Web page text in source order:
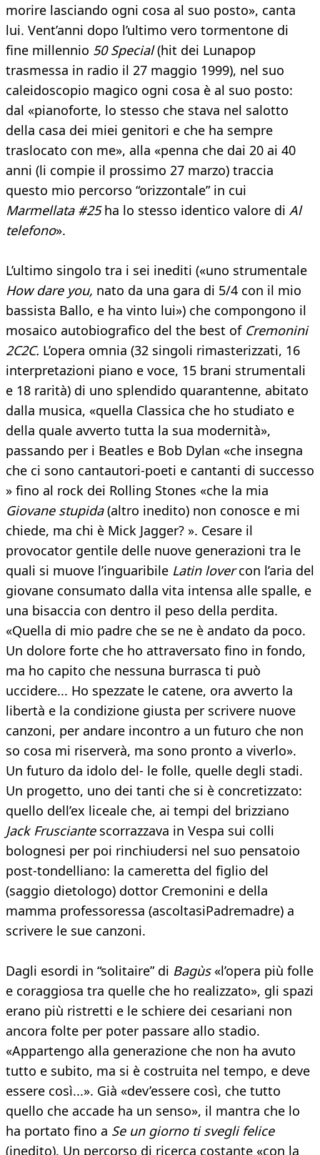
morire lasciando ogni cosa al suo posto», canta
lui. Vent’anni dopo l’ultimo vero tormentone di
fine millennio 50 Special(hit dei Lunapop
trasmessa in radio il 27 maggio 1999), nel suo
caleidoscopio magico ogni cosa è al suo posto:
dal «pianoforte, lo stesso che stava nel salotto
della casa dei miei genitori e che ha sempre
traslocato con me», alla «penna che dai 20 ai 40
anni (li compie il prossimo 27 marzo) traccia
questo mio percorso “orizzontale” in cui
Marmellata #25ha lo stesso identico valore di Al
telefono».
L’ultimo singolo tra i sei inediti («uno strumentale
How dare you, nato da una gara di 5/4 con il mio
bassista Ballo, e ha vinto lui») che compongono il
mosaico autobiografico del the best of Cremonini
2C2C. L’opera omnia (32 singoli rimasterizzati, 16
interpretazioni piano e voce, 15 brani strumentali
e 18 rarità) di uno splendido quarantenne, abitato
dalla musica, «quella Classica che ho studiato e
della quale avverto tutta la sua modernità»,
passando per i Beatles e Bob Dylan «che insegna
che ci sono cantautori-poeti e cantanti di successo
» fino al rock dei Rolling Stones «che la mia
Giovane stupida(altro inedito) non conosce e mi
chiede, ma chi è Mick Jagger? ». Cesare il
provocator gentile delle nuove generazioni tra le
quali si muove l’inguaribile Latin lovercon l’aria del
giovane consumato dalla vita intensa alle spalle, e
una bisaccia con dentro il peso della perdita.
«Quella di mio padre che se ne è andato da poco.
Un dolore forte che ho attraversato fino in fondo,
ma ho capito che nessuna burrasca ti può
uccidere... Ho spezzate le catene, ora avverto la
libertà e la condizione giusta per scrivere nuove
canzoni, per andare incontro a un futuro che non
so cosa mi riserverà, ma sono pronto a viverlo».
Un futuro da idolo del- le folle, quelle degli stadi.
Un progetto, uno dei tanti che si è concretizzato:
quello dell’ex liceale che, ai tempi del brizziano
Jack Frusciantescorrazzava in Vespa sui colli
bolognesi per poi rinchiudersi nel suo pensatoio
post-tondelliano: la cameretta del figlio del
(saggio dietologo) dottor Cremonini e della
mamma professoressa (ascoltasiPadremadre) a
scrivere le sue canzoni.
Dagli esordi in “solitaire” di Bagùs«l’opera più folle
e coraggiosa tra quelle che ho realizzato», gli spazi
erano più ristretti e le schiere dei cesariani non
ancora folte per poter passare allo stadio.
«Appartengo alla generazione che non ha avuto
tutto e subito, ma si è costruita nel tempo, e deve
essere così...». Già «dev’essere così, che tutto
quello che accade ha un senso», il mantra che lo
ha portato fino a Se un giorno ti svegli felice
(inedito). Un percorso di ricerca costante «con la